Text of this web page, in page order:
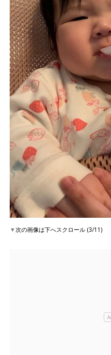
▼次の画像は下へスクロール (3/11)